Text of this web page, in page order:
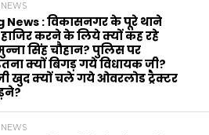
News : विकासनगर के पूरे थाने
करने के लिये क्यों कह रहे
सिंह चौहान? पुलिस पर
क्यों बिगड़ गये विधायक जी?
खुद क्यों चले गये ओवरलोड ट्रैक्टर